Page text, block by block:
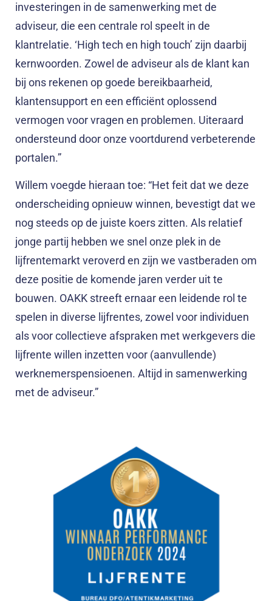
investeringen in de samenwerking met de
adviseur, die een centrale rol speelt in de
klantrelatie. ‘High tech en high touch’ zijn daarbij
kernwoorden. Zowel de adviseur als de klant kan
bij ons rekenen op goede bereikbaarheid,
klantensupport en een efficiënt oplossend
vermogen voor vragen en problemen. Uiteraard
ondersteund door onze voortdurend verbeterende
portalen.”
Willem voegde hieraan toe: “Het feit dat we deze
onderscheiding opnieuw winnen, bevestigt dat we
nog steeds op de juiste koers zitten. Als relatief
jonge partij hebben we snel onze plek in de
lijfrentemarkt veroverd en zijn we vastberaden om
deze positie de komende jaren verder uit te
bouwen. OAKK streeft ernaar een leidende rol te
spelen in diverse lijfrentes, zowel voor individuen
als voor collectieve afspraken met werkgevers die
lijfrente willen inzetten voor (aanvullende)
werknemerspensioenen. Altijd in samenwerking
met de adviseur.”